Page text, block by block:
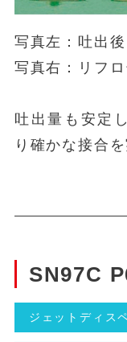
写真左：吐出
写真右：リフ
吐出量も安定
り確かな接合
SN97C
ジェットディス